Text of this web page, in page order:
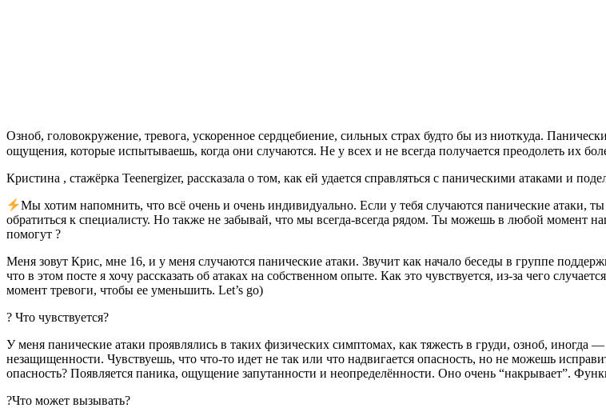
Озноб, головокружение, тревога, ускоренное сердцебиение, сильных страх будто бы из ниоткуда.
ощущения, которые испытываешь, когда они случаются. Не у всех и не всегда получается преодолеть их
Кристина , стажёрка Teenergizer, рассказала о том, как ей удается справляться с паническими атаками и
Мы хотим напомнить, что всё очень и очень индивидуально. Если у тебя случаются панические
обратиться к специалисту. Но также не забывай, что мы всегда-всегда рядом. Ты можешь в любой момент
помогут ?
Меня зовут Крис, мне 16, и у меня случаются панические атаки. Звучит как начало беседы в группе
что в этом посте я хочу рассказать об атаках на собственном опыте. Как это чувствуется, из-за чего
момент тревоги, чтобы ее уменьшить. Let’s go)
? Что чувствуется?
У меня панические атаки проявлялись в таких физических симптомах, как тяжесть в груди, озноб, иногда
незащищенности. Чувствуешь, что что-то идет не так или что надвигается опасность, но не можешь
опасность? Появляется паника, ощущение запутанности и неопределённости. Оно очень “накрывает”.
?Что может вызывать?